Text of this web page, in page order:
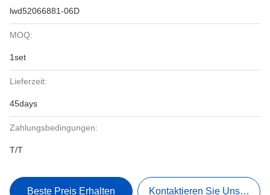
lwd52066881-06D
MOQ:
1set
Lieferzeit:
45days
Zahlungsbedingungen:
T/T
Beste Preis Erhalten Kontaktieren Sie Uns Jetzt